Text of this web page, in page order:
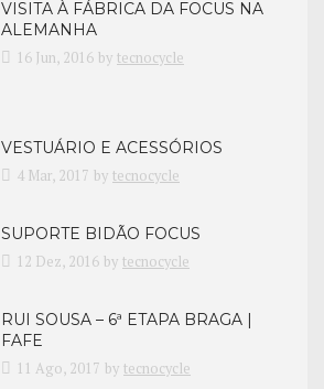
VISITA À FÁBRICA DA FOCUS NA
ALEMANHA
16 Jun, 2016 by tecnocycle
VESTUÁRIO E ACESSÓRIOS
4 Mar, 2017 by tecnocycle
SUPORTE BIDÃO FOCUS
12 Dez, 2016 by tecnocycle
RUI SOUSA – 6ª ETAPA BRAGA |
FAFE
11 Ago, 2017 by tecnocycle